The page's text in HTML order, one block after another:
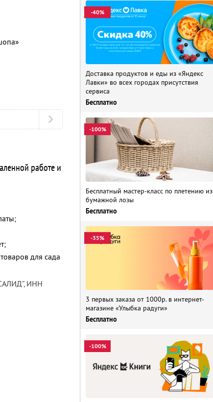
работе и
для сада
ИНН
-40%
Доставка продуктов и еды из «Яндекс
Лавки» во всех городах присутствия
сервиса
Бесплатно
-100%
Бесплатный мастер-класс по плетению из
бумажной лозы
Бесплатно
-35%
3 первых заказа от 1000р. в интернет-
магазине «Улыбка радуги»
Бесплатно
-100%